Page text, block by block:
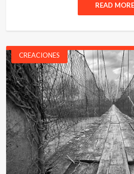
READ MORE
CREACIONES